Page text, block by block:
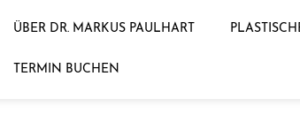
ÜBER DR. MARKUS PAULHART
TERMIN BUCHEN